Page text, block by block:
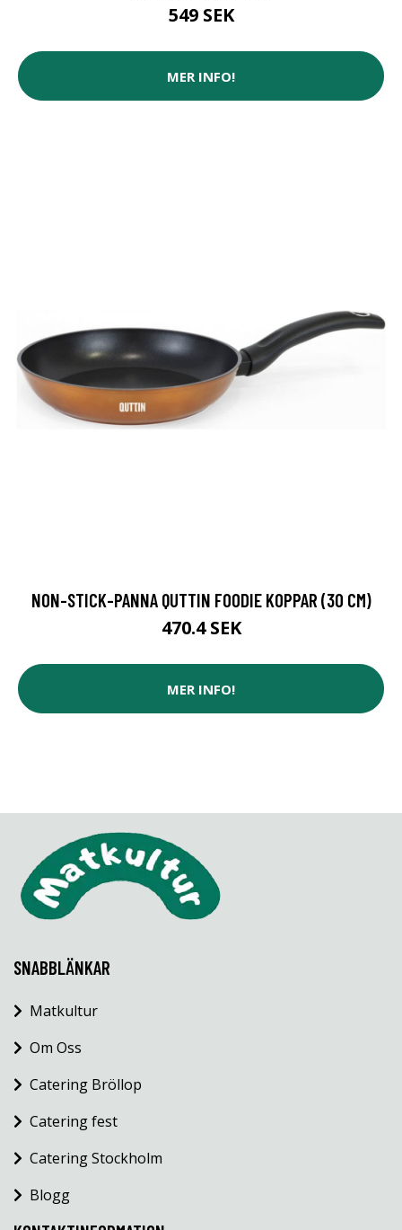
549 SEK
MER INFO!
NON-STICK-PANNA QUTTIN FOODIE KOPPAR (30 CM)
470.4 SEK
MER INFO!
SNABBLÄNKAR
Matkultur
Om Oss
Catering Bröllop
Catering fest
Catering Stockholm
Blogg